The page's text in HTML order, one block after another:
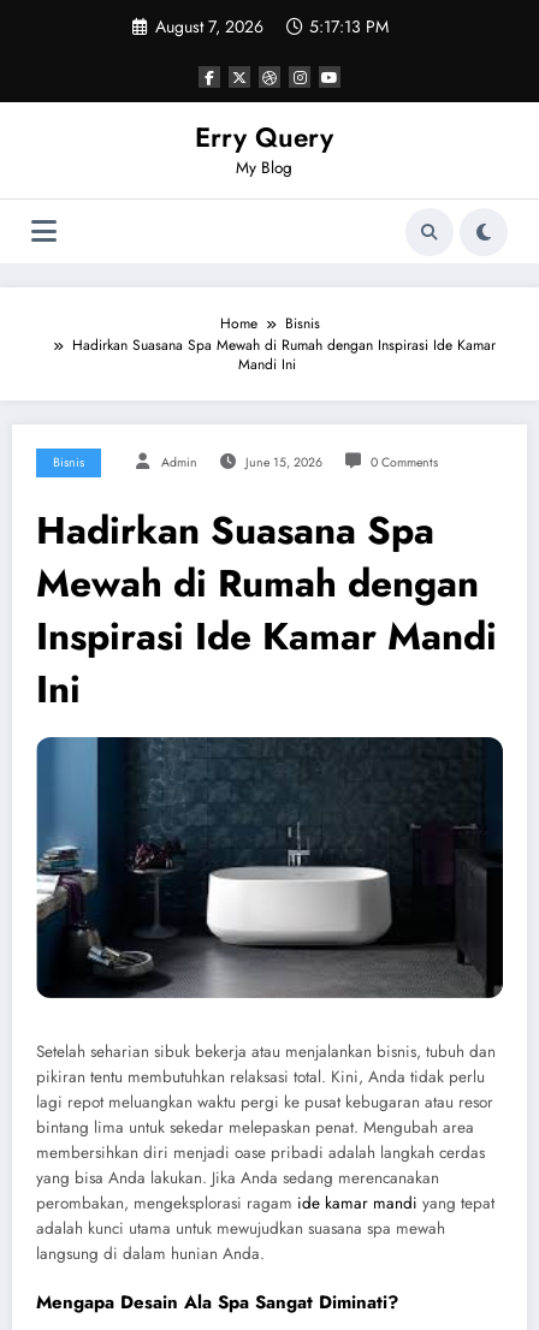
August 7, 2026 5:17:14 PM
Erry Query
My Blog
Home
Bisnis
Hadirkan Suasana Spa Mewah di Rumah dengan Inspirasi Ide Kamar
Mandi Ini
Bisnis Admin June 15, 2026 0 Comments
Hadirkan Suasana Spa
Mewah di Rumah dengan
Inspirasi Ide Kamar Mandi
Ini
Setelah seharian sibuk bekerja atau menjalankan bisnis, tubuh dan
pikiran tentu membutuhkan relaksasi total. Kini, Anda tidak perlu
lagi repot meluangkan waktu pergi ke pusat kebugaran atau resor
bintang lima untuk sekedar melepaskan penat. Mengubah area
membersihkan diri menjadi oase pribadi adalah langkah cerdas
yang bisa Anda lakukan. Jika Anda sedang merencanakan
perombakan, mengeksplorasi ragam ide kamar mandi yang tepat
adalah kunci utama untuk mewujudkan suasana spa mewah
langsung di dalam hunian Anda.
Mengapa Desain Ala Spa Sangat Diminati?